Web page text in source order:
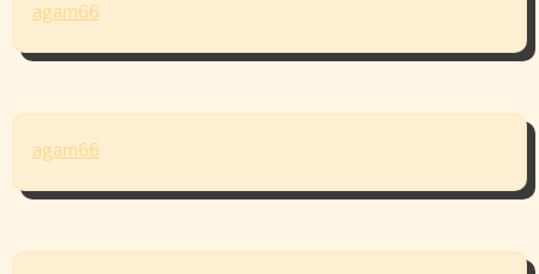
agam66
agam66